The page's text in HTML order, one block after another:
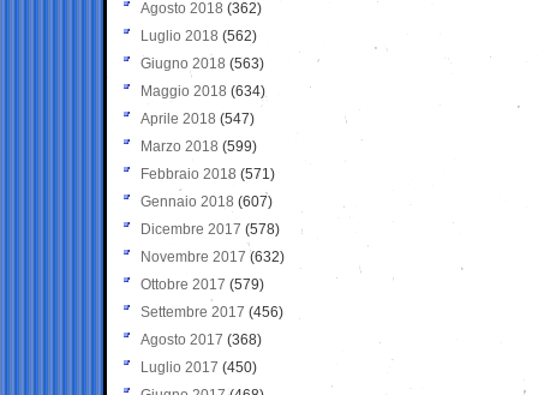
Agosto 2018 (362)
Luglio 2018 (562)
Giugno 2018 (563)
Maggio 2018 (634)
Aprile 2018 (547)
Marzo 2018 (599)
Febbraio 2018 (571)
Gennaio 2018 (607)
Dicembre 2017 (578)
Novembre 2017 (632)
Ottobre 2017 (579)
Settembre 2017 (456)
Agosto 2017 (368)
Luglio 2017 (450)